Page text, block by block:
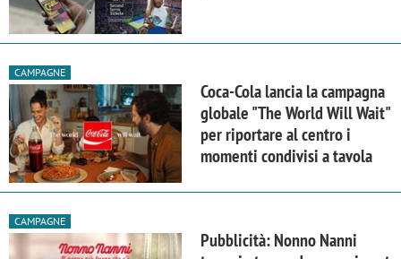
CAMPAGNE
Coca-Cola lancia la campagna
globale "The World Will Wait"
per riportare al centro i
momenti condivisi a tavola
CAMPAGNE
Pubblicità: Nonno Nanni